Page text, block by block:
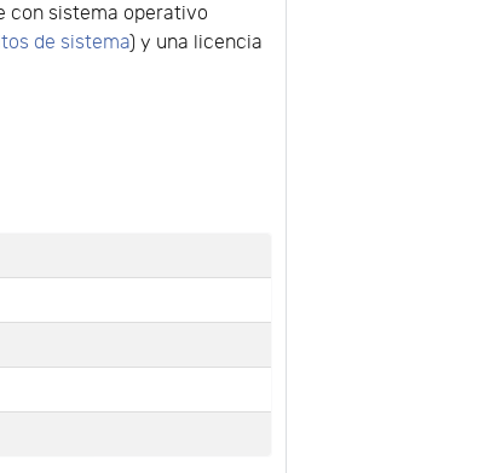
con sistema operativo
de sistema) y una licencia